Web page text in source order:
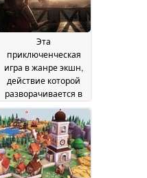
Эта
приключенческая
игра в жанре экшн,
действие которой
разворачивается в
Древнем Риме и
которая
понравилась 87 %
игроков, продается в
Steam со скидкой 65
%05 July 2026